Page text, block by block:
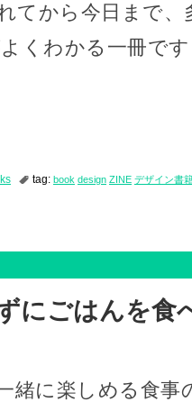
てから今日まで
くわかる一冊で
tag: book design ZINE デザイン書
にごはんを食
緒に楽しめる食事